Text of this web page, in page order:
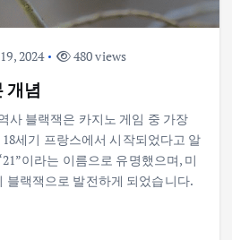
2024 480 views
개념
사 블랙잭은 카지노 게임 중 가장
세기 프랑스에서 시작되었다고 알
이라는 이름으로 유명했으며, 미
블랙잭으로 발전하게 되었습니다.